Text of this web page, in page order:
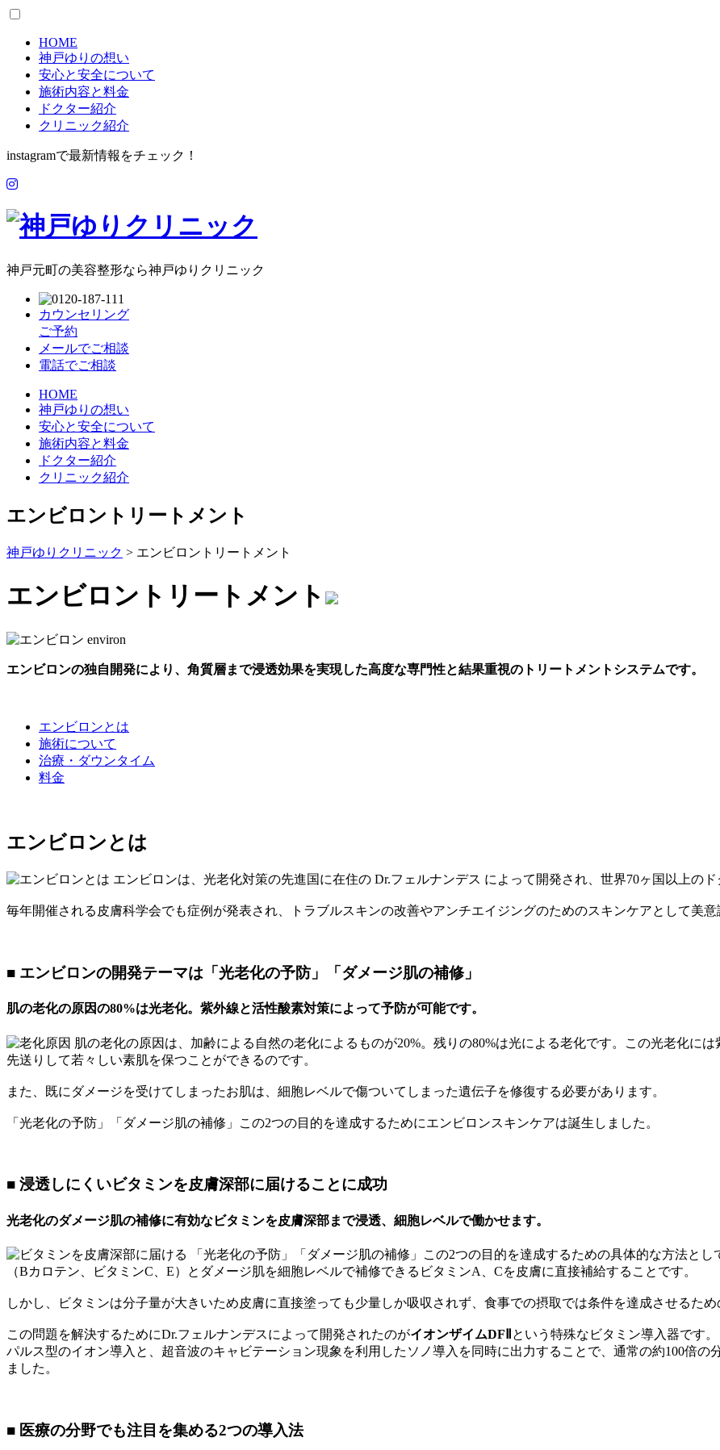
HOME
神戸ゆりの想い
安心と安全について
施術内容と料金
ドクター紹介
クリニック紹介
instagramで最新情報をチェック！
神戸元町の美容整形なら神戸ゆりクリニック
カウンセリング
ご予約
メールでご相談
電話でご相談
HOME
神戸ゆりの想い
安心と安全について
施術内容と料金
ドクター紹介
クリニック紹介
エンビロントリートメント
神戸ゆりクリニック > エンビロントリートメント
エンビロントリートメント
エンビロンの独自開発により、角質層まで浸透効果を実現した高度な専門性と結果重視のトリートメントシステムです。
エンビロンとは
施術について
治療・ダウンタイム
料金
エンビロンとは
エンビロンは、光老化対策の先進国に在住の Dr.フェルナンデス によって開発され、世界70ヶ国以上の
毎年開催される皮膚科学会でも症例が発表され、トラブルスキンの改善やアンチエイジングのためのスキンケアとして美
■ エンビロンの開発テーマは「光老化の予防」「ダメージ肌の補修」
肌の老化の原因の80%は光老化。紫外線と活性酸素対策によって予防が可能です。
肌の老化の原因は、加齢による自然の老化によるものが20%。残りの80%は光による老化です。この光老化に
先送りして若々しい素肌を保つことができるのです。
また、既にダメージを受けてしまったお肌は、細胞レベルで傷ついてしまった遺伝子を修復する必要があります。
「光老化の予防」「ダメージ肌の補修」この2つの目的を達成するためにエンビロンスキンケアは誕生しました。
■ 浸透しにくいビタミンを皮膚深部に届けることに成功
光老化のダメージ肌の補修に有効なビタミンを皮膚深部まで浸透、細胞レベルで働かせます。
「光老化の予防」「ダメージ肌の補修」この2つの目的を達成するための具体的な方法と
（Bカロテン、ビタミンC、E）とダメージ肌を細胞レベルで補修できるビタミンA、Cを皮膚に直接補給することです。
しかし、ビタミンは分子量が大きいため皮膚に直接塗っても少量しか吸収されず、食事での摂取では条件を達成させるた
この問題を解決するためにDr.フェルナンデスによって開発されたのがイオンザイムDFⅡ
という特殊なビタミン導入器です。
パルス型のイオン導入と、超音波のキャビテーション現象を利用したソノ導入を同時に出力することで、通常の約100倍の
ました。
■ 医療の分野でも注目を集める2つの導入法